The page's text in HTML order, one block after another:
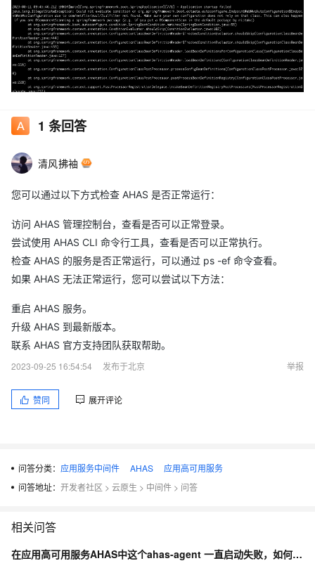
1 条回答
清风拂袖
您可以通过以下方式检查 AHAS 是否正常运行：
访问 AHAS 管理控制台，查看是否可以正常登录。
尝试使用 AHAS CLI 命令行工具，查看是否可以正常执行。
检查 AHAS 的服务是否正常运行，可以通过 ps -ef 命令查看。
如果 AHAS 无法正常运行，您可以尝试以下方法：
重启 AHAS 服务。
升级 AHAS 到最新版本。
联系 AHAS 官方支持团队获取帮助。
2023-09-25 16:54:54
发布于北京 举报
赞同 展开评论
问答分类： 应用服务中间件 AHAS
应用高可用服务
问答地址： 开发者社区 > 云原生 > 中间件 > 问答
相关问答
在应用高可用服务AHAS中这个ahas-agent 一直启动失败，如何解决？